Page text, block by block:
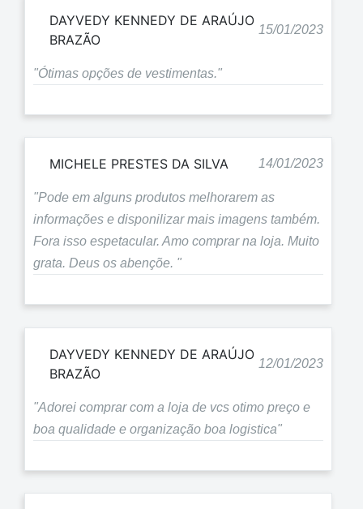
DAYVEDY KENNEDY DE ARAÚJO
BRAZÃO
15/01/2023
"Ótimas opções de vestimentas."
MICHELE PRESTES DA SILVA 14/01/2023
"Pode em alguns produtos melhorarem as
informações e disponilizar mais imagens também.
Fora isso espetacular. Amo comprar na loja. Muito
grata. Deus os abençõe. "
DAYVEDY KENNEDY DE ARAÚJO
BRAZÃO
12/01/2023
"Adorei comprar com a loja de vcs otimo preço e
boa qualidade e organização boa logistica"